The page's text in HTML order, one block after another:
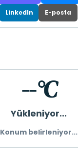
LinkedIn E-posta
--°C
Yükleniyor...
Konum belirleniyor...